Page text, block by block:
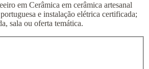
em Cerâmica em cerâmica artesanal
e instalação elétrica certificada;
sala ou oferta temática.